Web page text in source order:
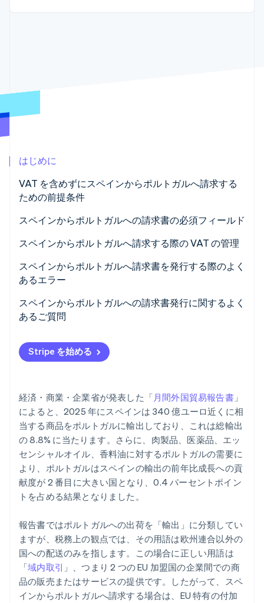
最適化
Pipeline
Atlas
スタートアップの企業設立
Climate
Identity
オンライン本人確認
Stripe Sessions 2026
Stripe が AI の経済インフラをどのように構築しているかを
パートナー
はじめに
VAT を含めずにスペインからポルトガルへ請求する
ための前提条件
スペインからポルトガルへの請求書の必須フィールド
スペインからポルトガルへ請求する際の VAT の管理
ポルトガルの企業向け請求書における VAT
ポルトガルの個人顧客向け請求書における VAT
スペインからポルトガルへ請求書を発行する際のよく
あるエラー
法的通知の記載忘れ
事前に VAT 番号を確認しないこと
請求書だけで十分だと考えること
1 年間 EU での販売がない状態でポルトガルへ請求書
を発行すること
スペインからポルトガルへの請求書発行に関するよく
あるご質問
Stripe を始める
経済・商業・企業省が発表した「月間外国貿易報告書」
によると、2025 年にスペインは 340 億ユーロ近くに相
当する商品をポルトガルに輸出しており、これは総輸出
の 8.8% に当たります。さらに、肉製品、医薬品、エッ
センシャルオイル、香料油に対するポルトガルの需要に
より、ポルトガルはスペインの輸出の前年比成長への貢
献度が 2 番目に大きい国となり、0.4 パーセントポイン
トを占める結果となりました。
報告書ではポルトガルへの出荷を「輸出」に分類してい
ますが、税務上の観点では、その用語は欧州連合以外の
国への配送のみを指します。この場合に正しい用語は
「域内取引 」、つまり 2 つの EU 加盟国の企業間での商
品の販売またはサービスの提供です。したがって、スペ
インからポルトガルへ請求する場合は、EU 特有の付加